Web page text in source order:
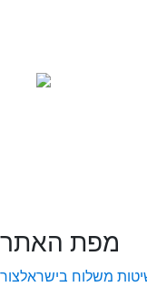
מפת האתר
משלוח בישראלצור